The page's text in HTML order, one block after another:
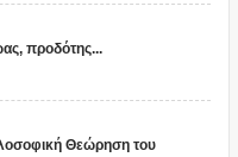
προδότης...
Θεώρηση του